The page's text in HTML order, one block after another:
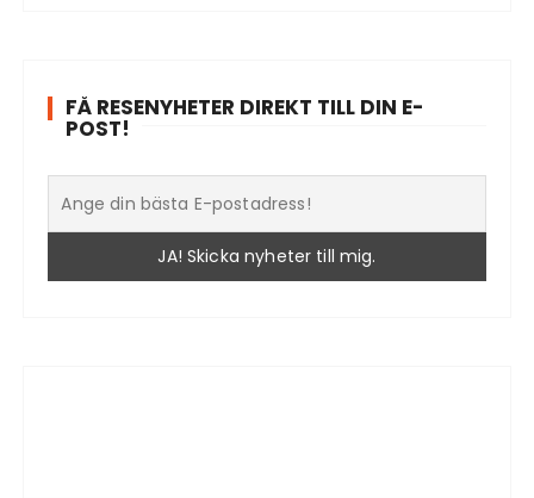
FÅ RESENYHETER DIREKT TILL DIN E-
POST!